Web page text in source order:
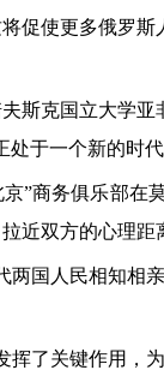
促使更多俄罗
斯克国立大学
处于一个新的时
”商务俱乐部
近双方的心理距
两国人民相知相
挥了关键作用，